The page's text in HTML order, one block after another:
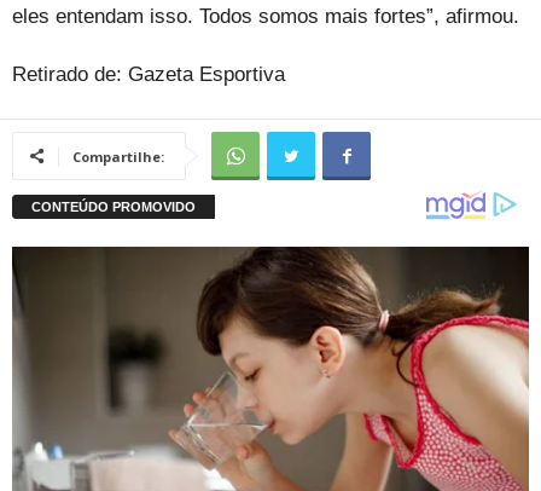
eles entendam isso. Todos somos mais fortes”, afirmou.
Retirado de: Gazeta Esportiva
Compartilhe: